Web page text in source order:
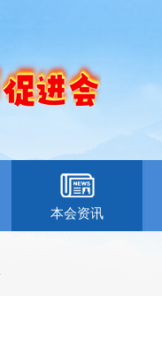
本会资讯